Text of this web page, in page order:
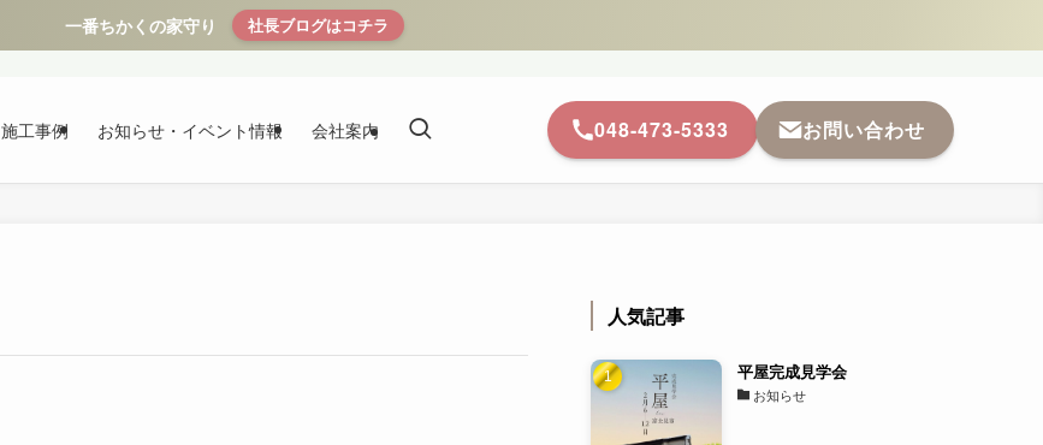
一番ちかくの家守り 社長ブログはコチラ
施工事例 お知らせ・イベント情報 会社案内 048-473-5333 お問い合わせ
人気記事
平屋完成見学会
お知らせ